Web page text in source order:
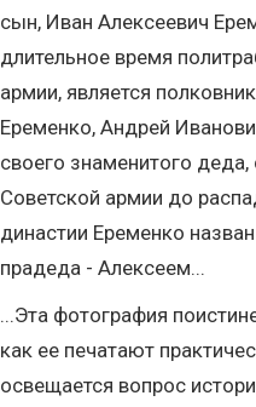
сын, Иван Алексеевич
длительное время
армии, является
Еременко, Андрей
своего знаменитого
Советской армии до
династии Еременко
прадеда - Алексеем...
...Эта фотография
как ее печатают
освещается вопрос